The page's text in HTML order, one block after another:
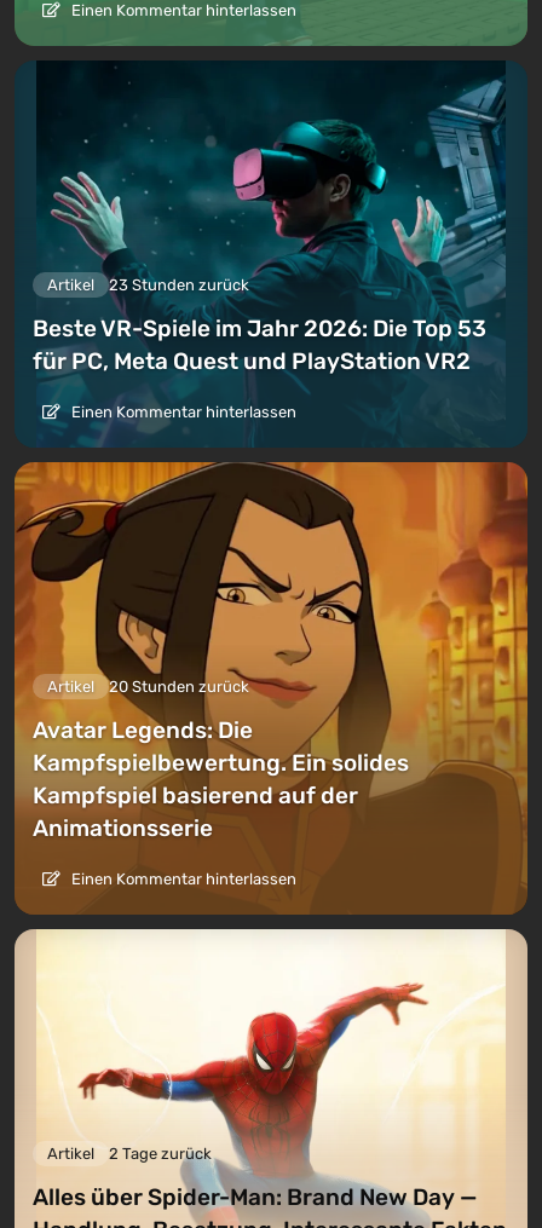
Einen Kommentar hinterlassen
Artikel 23 Stunden zurück
Beste VR-Spiele im Jahr 2026: Die Top 53
für PC, Meta Quest und PlayStation VR2
Einen Kommentar hinterlassen
Artikel 20 Stunden zurück
Avatar Legends: Die
Kampfspielbewertung. Ein solides
Kampfspiel basierend auf der
Animationsserie
Einen Kommentar hinterlassen
Artikel 2 Tage zurück
Alles über Spider-Man: Brand New Day —